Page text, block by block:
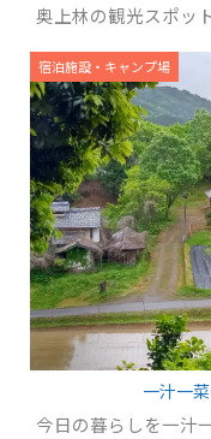
奥上林の観光スポッ
宿泊施設・キャンプ場
一汁一
今日の暮らしを一汁